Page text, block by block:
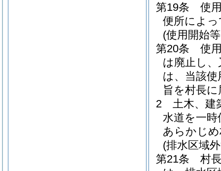
第19条
使
便所によ
(使用開始
第20条
使
は廃止し
は、当該
旨を村長
2
土木、建
水道を一
あらかじ
(排水区域
第21条
村